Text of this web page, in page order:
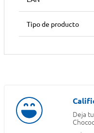
Tipo de producto
Deja